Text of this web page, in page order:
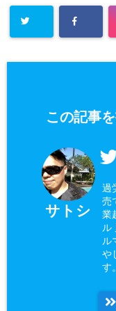
この記事
サトシ
過
売
業
ル
ル
や
す。